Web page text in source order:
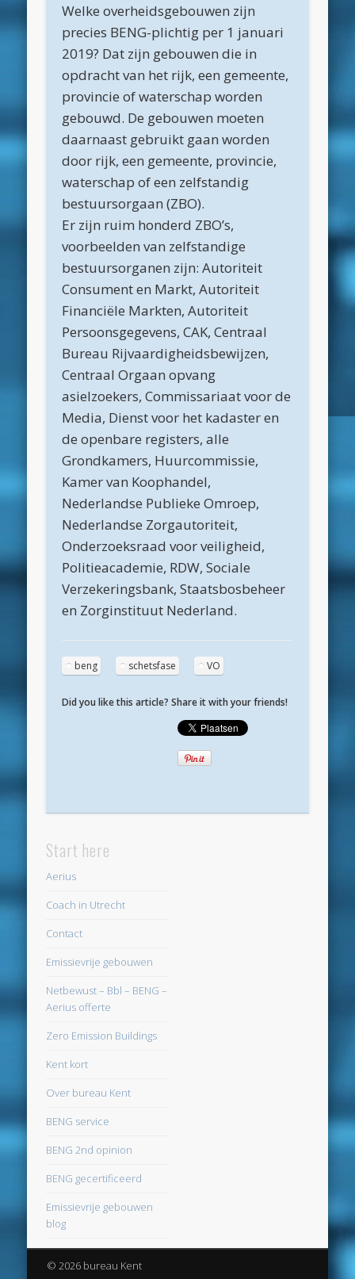
december 2019
november 2019
oktober 2019
september 2019
augustus 2019
mei 2019
april 2019
maart 2019
januari 2019
december 2018
november 2018
oktober 2018
september 2018
augustus 2018
juli 2018
juni 2018
mei 2018
april 2018
maart 2018
februari 2018
januari 2018
december 2017
november 2017
oktober 2017
april 2017
mei 2016
april 2016
maart 2016
februari 2016
januari 2016
december 2015
november 2015
oktober 2015
augustus 2015
Welke overheidsgebouwen zijn
precies BENG-plichtig per 1 januari
2019? Dat zijn gebouwen die in
opdracht van het rijk, een gemeente,
provincie of waterschap worden
gebouwd. De gebouwen moeten
daarnaast gebruikt gaan worden
door rijk, een gemeente, provincie,
waterschap of een zelfstandig
bestuursorgaan (ZBO).
Er zijn ruim honderd ZBO’s,
voorbeelden van zelfstandige
bestuursorganen zijn: Autoriteit
Consument en Markt, Autoriteit
Financiële Markten, Autoriteit
Persoonsgegevens, CAK, Centraal
Bureau Rijvaardigheidsbewijzen,
Centraal Orgaan opvang
asielzoekers, Commissariaat voor de
Media, Dienst voor het kadaster en
de openbare registers, alle
Grondkamers, Huurcommissie,
Kamer van Koophandel,
Nederlandse Publieke Omroep,
Nederlandse Zorgautoriteit,
Onderzoeksraad voor veiligheid,
Politieacademie, RDW, Sociale
Verzekeringsbank, Staatsbosbeheer
en Zorginstituut Nederland.
beng schetsfase VO
Did you like this article? Share it with your friends!
Start here
Aerius
Coach in Utrecht
Contact
Emissievrije gebouwen
Netbewust – Bbl – BENG –
Aerius offerte
Zero Emission Buildings
Kent kort
Over bureau Kent
BENG service
BENG 2nd opinion
BENG gecertificeerd
Emissievrije gebouwen
blog
© 2026 bureau Kent